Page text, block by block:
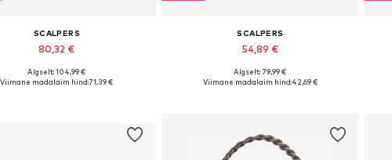
SCALPERS
80,32 €
suurused: One Size
Algselt: 104,99 €
Viimane madalaim hind:71,39 €
SCALPERS
54,89 €
Saadaolevad suurused: One Size
Algselt: 79,99 €
Viimane madalaim hind:42,69 €